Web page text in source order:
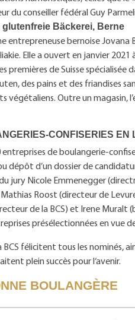
du conseiller fédéral Guy
glutenfreie Bäckerei, Berne
entrepreneuse bernoise
Elle a ouvert en janvier
premières de Suisse
des pains et des friandises
végétaliens. Outre un magasin,
CONFISERIES EN
de boulangerie-
dépôt d’un dossier de
jury Nicole Emmenegger
Roost (directeur de
de la BCS) et Irene Muralt
présélectionnées en vue
BCS félicitent tous les nominés,
plein succès pour l‘avenir.
BOULANGÈRE